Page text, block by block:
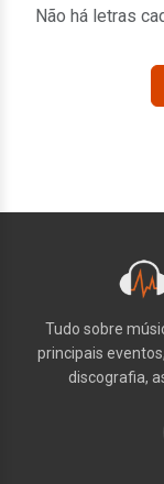
Não há letras
Tudo sobre
principais
discografia,